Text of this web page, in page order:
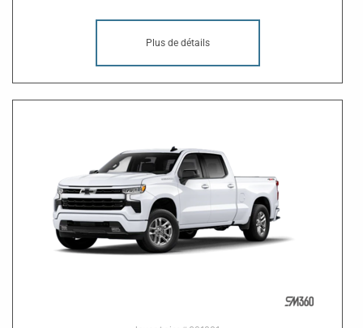
Plus de détails